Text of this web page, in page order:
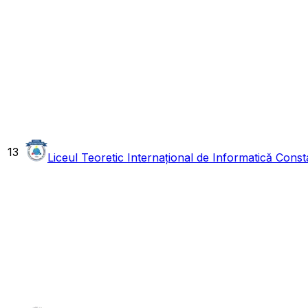
13 Liceul Teoretic Internațional de Informatică